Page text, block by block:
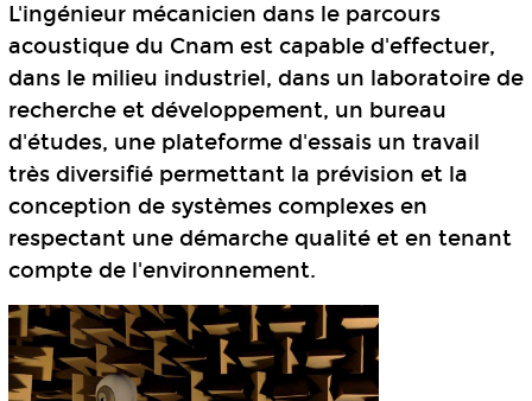
L'ingénieur mécanicien dans le parcours
acoustique du Cnam est capable d'effectuer,
dans le milieu industriel, dans un laboratoire de
recherche et développement, un bureau
d'études, une plateforme d'essais un travail
très diversifié permettant la prévision et la
conception de systèmes complexes en
respectant une démarche qualité et en tenant
compte de l'environnement.